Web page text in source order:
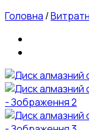
Головна /